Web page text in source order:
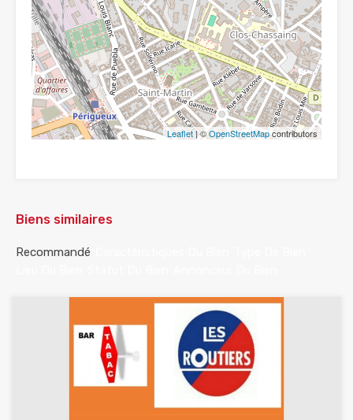
Leaflet| ©OpenStreetMapcontributors
Biens similaires
Recommandé